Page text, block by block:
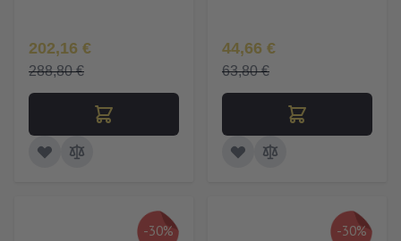
Īpaša Cena
202,16 €
288,80 €
Īpaša Cena
44,66 €
63,80 €
-30% -30%